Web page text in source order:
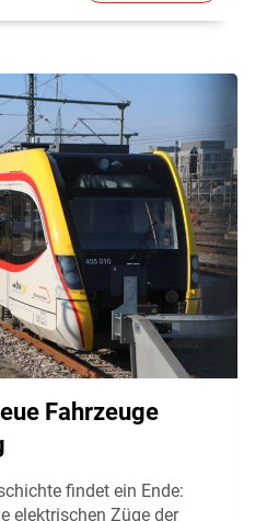
Fahrzeuge
findet ein Ende:
elektrischen Züge der